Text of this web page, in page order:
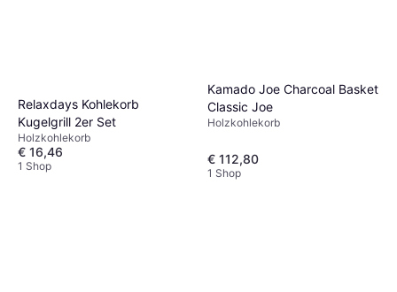
Relaxdays Kohlekorb
Kugelgrill 2er Set
Holzkohlekorb
€ 16,46
1 Shop
Kamado Joe Charcoal Basket
Classic Joe
Holzkohlekorb
€ 112,80
1 Shop